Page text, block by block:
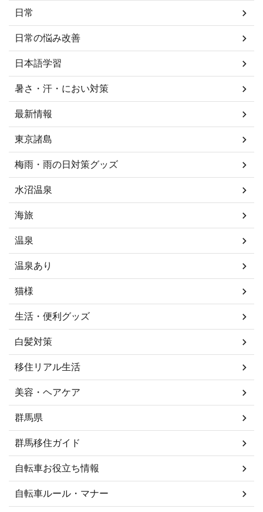
日常
日常の悩み改善
日本語学習
暑さ・汗・におい対策
最新情報
東京諸島
梅雨・雨の日対策グッズ
水沼温泉
海旅
温泉
温泉あり
猫様
生活・便利グッズ
白髪対策
移住リアル生活
美容・ヘアケア
群馬県
群馬移住ガイド
自転車お役立ち情報
自転車ルール・マナー